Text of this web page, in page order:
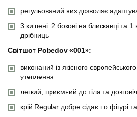
регульований низ дозволяє
3 кишені: 2 бокові на блискавці та 1
дрібниць
Світшот Pobedov «001»:
виконаний із якісного
утеплення
легкий, приємний до тіла та
крій Regular добре сідає по фігурі